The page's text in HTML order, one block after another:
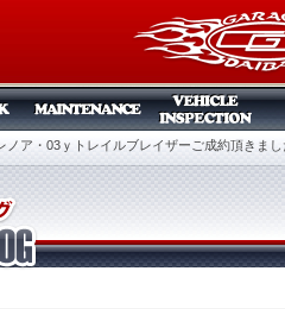
ノア・03ｙトレイルブレイザーご成約頂きまし